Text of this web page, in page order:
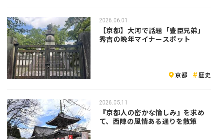
2026.06.01
【京都】大河で話題「豊臣兄弟」
秀吉の晩年マイナースポット
京都 歴史
2026.05.11
『京都人の密かな愉しみ』を求め
て、西陣の風情ある通りを散策